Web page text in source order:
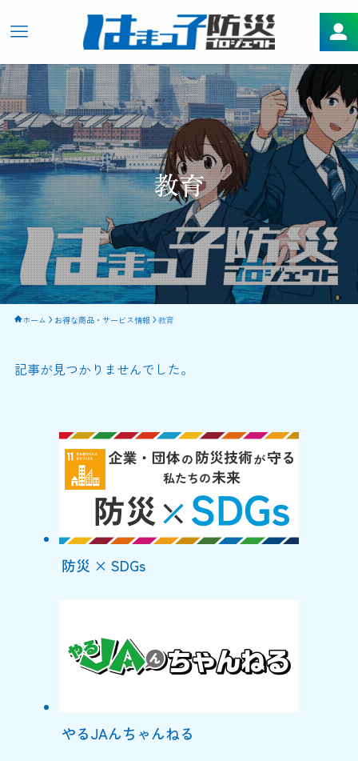
教育
ホーム お得な商品・サービス情報 教育
記事が見つかりませんでした。
防災 × SDGs
やるJAんちゃんねる